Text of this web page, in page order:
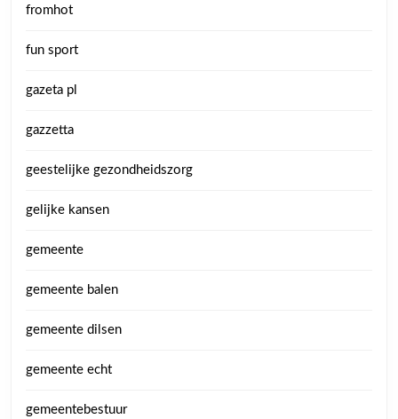
fromhot
fun sport
gazeta pl
gazzetta
geestelijke gezondheidszorg
gelijke kansen
gemeente
gemeente balen
gemeente dilsen
gemeente echt
gemeentebestuur